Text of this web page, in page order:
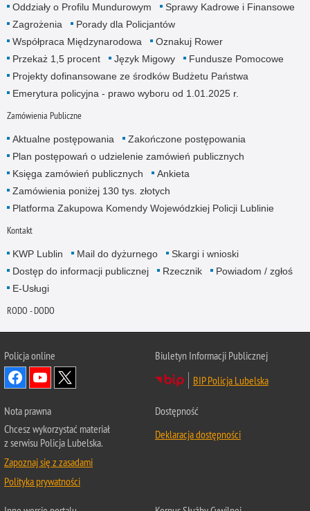
Oddziały o Profilu Mundurowym
Sprawy Kadrowe i Finansowe
Zagrożenia
Porady dla Policjantów
Współpraca Międzynarodowa
Oznakuj Rower
Przekaż 1,5 procent
Język Migowy
Fundusze Pomocowe
Projekty dofinansowane ze środków Budżetu Państwa
Emerytura policyjna - prawo wyboru od 1.01.2025 r.
Zamówienia Publiczne
Aktualne postępowania
Zakończone postępowania
Plan postępowań o udzielenie zamówień publicznych
Księga zamówień publicznych
Ankieta
Zamówienia poniżej 130 tys. złotych
Platforma Zakupowa Komendy Wojewódzkiej Policji Lublinie
Kontakt
KWP Lublin Mail do dyżurnego
Skargi i wnioski
Dostęp do informacji publicznej
Rzecznik
Powiadom / zgłoś
E-Usługi
RODO - DODO
Policja online
Biuletyn Informacji Publicznej
BIP Policja Lubelska
Nota prawna
Chcesz wykorzystać materiał
z serwisu Policja Lubelska.
Zapoznaj się z zasadami
Polityka prywatności
Dostępność
Deklaracja dostępności